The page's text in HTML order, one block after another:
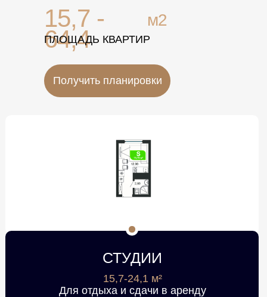
15,7 -
64,4
м2
ПЛОЩАДЬ КВАРТИР
СТУДИИ
15,7-24,1 м²
Для отдыха и сдачи в аренду
Получить планировки